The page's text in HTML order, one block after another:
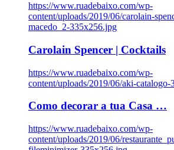
https://www.ruadebaixo.com/wp-
content/uploads/2019/06/carolain-
macedo_2-335x256.jpg
Carolain Spencer | Cocktails
https://www.ruadebaixo.com/wp-
content/uploads/2019/06/aki-
Como decorar a tua Casa …
https://www.ruadebaixo.com/wp-
content/uploads/2019/06/